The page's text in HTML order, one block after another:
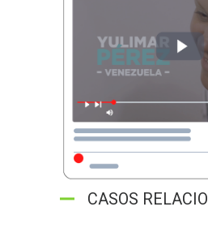
CASOS